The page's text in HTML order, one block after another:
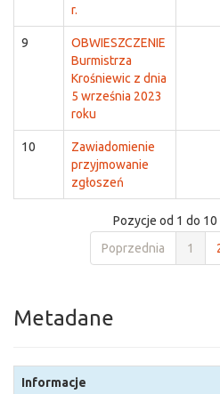
r.
9
OBWIESZCZENIE
Burmistrza
Krośniewic z dnia
5 września 2023
roku
10
Zawiadomienie
przyjmowanie
zgłoszeń
Pozycje od 1 do 10
Poprzednia
1
Metadane
Informacje